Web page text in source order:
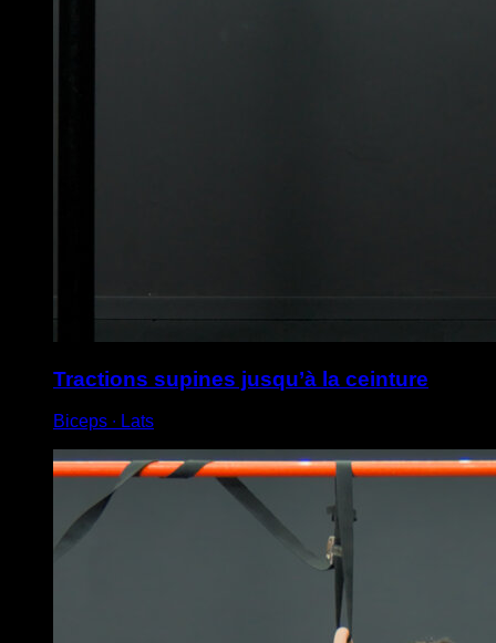
Tractions supines jusqu’à la ceinture
Biceps ∙ Lats